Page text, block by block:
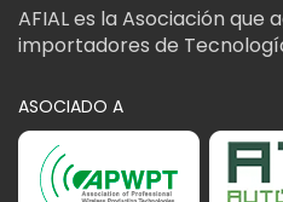
AFIAL es la Asociación
importadores de
ASOCIADO A